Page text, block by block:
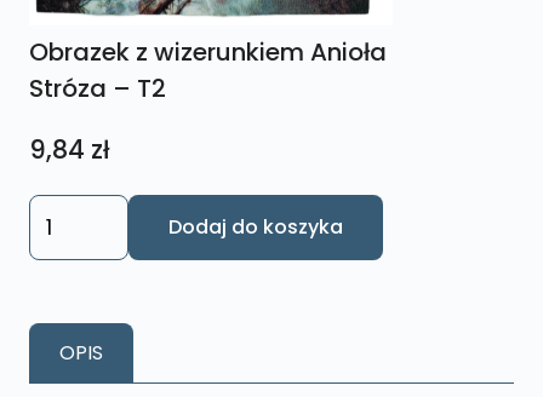
Obrazek z wizerunkiem Anioła
Stróza – T2
9,84 zł
ilość
Obrazek
Anioła
Stróza
Dodaj do koszyka
OPIS